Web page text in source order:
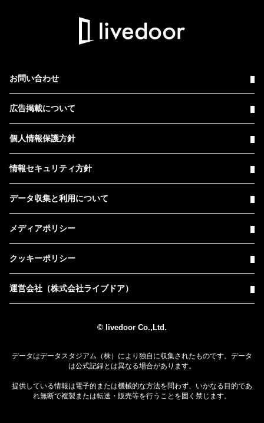
お問い合わせ
広告掲載について
個人情報保護方針
情報セキュリティ方針
データ収集と利用について
メディアポリシー
クッキーポリシー
運営会社（株式会社ライブドア）
© livedoor Co.,Ltd.
データはデータスタジアム（株）により独自に収集されたものです。データ
は公式記録とは異なる場合があります。
提供している情報は電子的または機械的な方法を問わず、いかなる目的であ
れ無断で複製または転送・販売等を行うことを固く禁じます。